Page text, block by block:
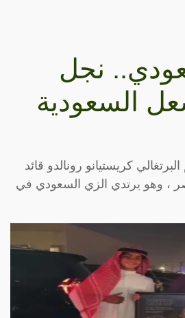
نجل
السعودية
كريستيانو رونالدو قائد
، وهو يرتدي الزي السعودي في